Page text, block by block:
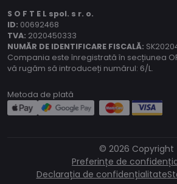
S O F T E L spol. s r. o.
ID: 00692468
TVA: 2020450333
NUMĂR DE IDENTIFICARE FISCALĂ:
Compania este înregistrată în secțiunea
vă rugăm să introduceți numărul: 6/L.
Metoda de plată
© 2026 Copyright
Preferințe de
Declarația de confidențialitate